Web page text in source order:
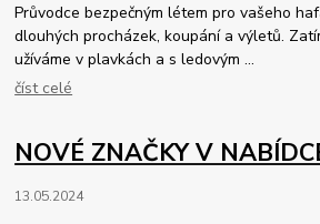
Průvodce bezpečným létem pro vašeho
dlouhých procházek, koupání a výletů.
užíváme v plavkách a s ledovým ...
číst celé
NOVÉ ZNAČKY V
13.05.2024